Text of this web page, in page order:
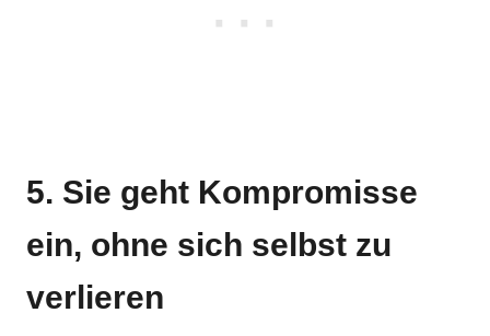
5. Sie geht Kompromisse
ein, ohne sich selbst zu
verlieren